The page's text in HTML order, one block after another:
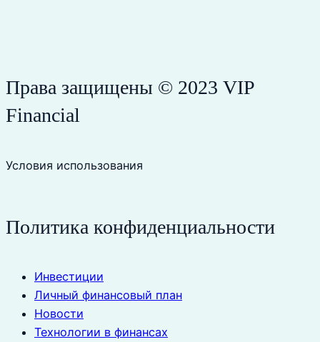
Права защищены © 2023 VIP
Financial
Условия использования
Политика конфиденциальности
Инвестиции
Личный финансовый план
Новости
Технологии в финансах